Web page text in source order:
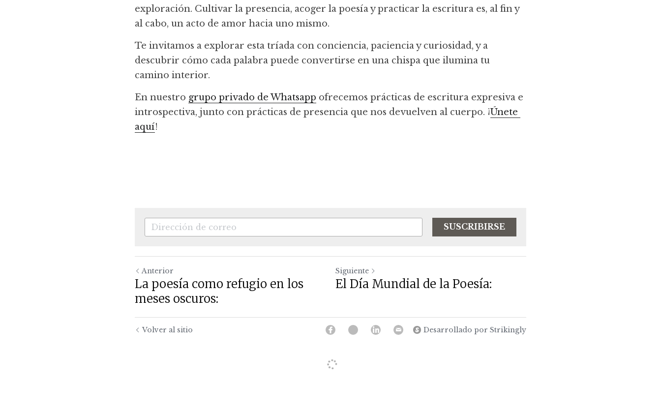
exploración. Cultivar la presencia, acoger la poesía y practicar la escritura es, al fin y
al cabo, un acto de amor hacia uno mismo.
Te invitamos a explorar esta tríada con conciencia, paciencia y curiosidad, y a
descubrir cómo cada palabra puede convertirse en una chispa que ilumina tu
camino interior.
En nuestro grupo privado de Whatsapp ofrecemos prácticas de escritura expresiva e
introspectiva, junto con prácticas de presencia que nos devuelven al cuerpo. ¡Únete
aquí!
SUSCRIBIRSE
Anterior
La poesía como refugio en los
meses oscuros:
Siguiente
El Día Mundial de la Poesía:
Volver al sitio Desarrollado por Strikingly